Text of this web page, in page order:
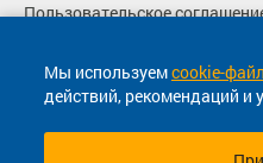
Мы используемcookie-
действий, рекомендаций и
Пользовательское
Политика конфиденциальности
Согласие на маркетинговые